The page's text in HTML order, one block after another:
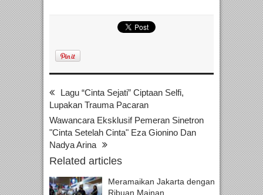
Lagu “Cinta Sejati” Ciptaan Selfi,
Lupakan Trauma Pacaran
Wawancara Eksklusif Pemeran Sinetron
"Cinta Setelah Cinta" Eza Gionino Dan
Nadya Arina
Related articles
Meramaikan Jakarta dengan
Ribuan Mainan...